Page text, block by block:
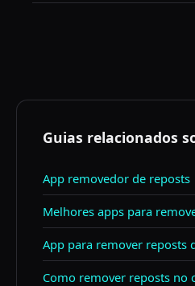
Guias relacionados
App removedor de reposts
Melhores apps para
App para remover reposts
Como remover reposts no